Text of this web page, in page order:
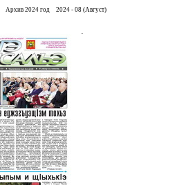
Архив 2024 год 2024 - 08 (Август)
.